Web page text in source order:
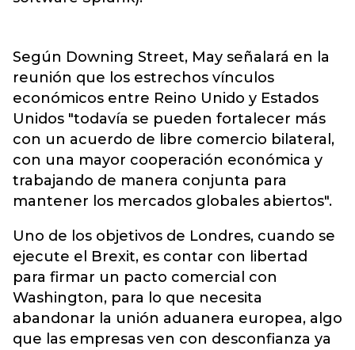
Según Downing Street, May señalará en la
reunión que los estrechos vínculos
económicos entre Reino Unido y Estados
Unidos "todavía se pueden fortalecer más
con un acuerdo de libre comercio bilateral,
con una mayor cooperación económica y
trabajando de manera conjunta para
mantener los mercados globales abiertos".
Uno de los objetivos de Londres, cuando se
ejecute el Brexit, es contar con libertad
para firmar un pacto comercial con
Washington, para lo que necesita
abandonar la unión aduanera europea, algo
que las empresas ven con desconfianza ya